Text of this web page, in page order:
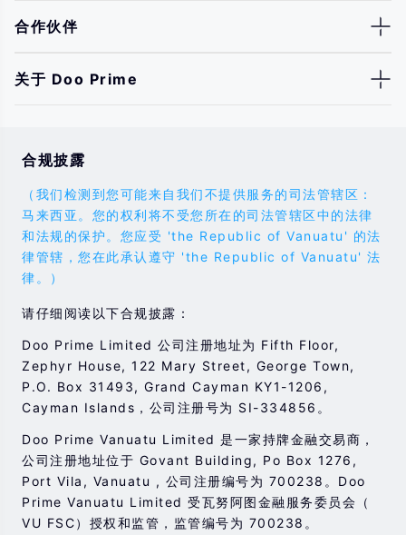
合作伙伴
关于 Doo Prime
合规披露
（我们检测到您可能来自我们不提供服务的司法管辖区：
马来西亚。您的权利将不受您所在的司法管辖区中的法律
和法规的保护。您应受 'the Republic of Vanuatu' 的法
律管辖，您在此承认遵守 'the Republic of Vanuatu' 法
律。）
请仔细阅读以下合规披露：
Doo Prime Limited 公司注册地址为 Fifth Floor,
Zephyr House, 122 Mary Street, George Town,
P.O. Box 31493, Grand Cayman KY1-1206,
Cayman Islands，公司注册号为 SI-334856。
Doo Prime Vanuatu Limited 是一家持牌金融交易商，
公司注册地址位于 Govant Building, Po Box 1276,
Port Vila, Vanuatu , 公司注册编号为 700238。Doo
Prime Vanuatu Limited 受瓦努阿图金融服务委员会（
VU FSC）授权和监管，监管编号为 700238。